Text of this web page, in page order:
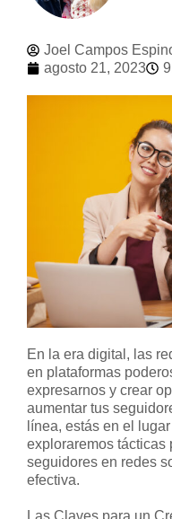
Joel Campos
agosto 21, 2023
En la era digital, las
en plataformas
expresarnos y crear
aumentar tus
línea, estás en el
exploraremos tácticas
seguidores en redes
efectiva.
Las Claves para un